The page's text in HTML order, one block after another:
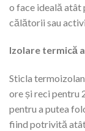
o face ideală atât
călătorii sau
Izolare termică
Sticla
ore și reci pentru
pentru a putea
fiind potrivită atât